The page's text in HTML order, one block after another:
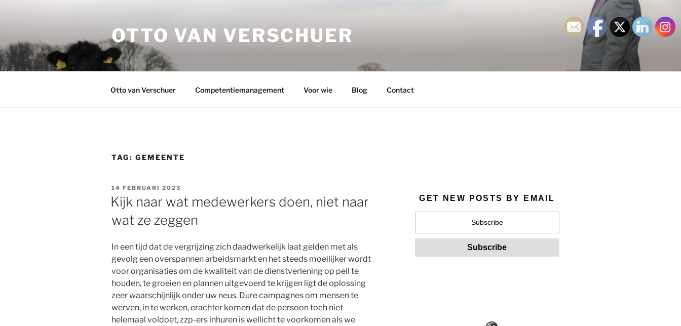
inhoud
OTTO VAN VERSCHUER
Otto van Verschuer Competentiemanagement Voor wie Blog Contact
TAG: GEMEENTE
GEPLAATST
OP
14 FEBRUARI 2023
Kijk naar wat medewerkers doen, niet naar
wat ze zeggen
In een tijd dat de vergrijzing zich daadwerkelijk laat gelden met als
gevolg een overspannen arbeidsmarkt en het steeds moeilijker wordt
voor organisaties om de kwaliteit van de dienstverlening op peil te
houden, te groeien en plannen uitgevoerd te krijgen ligt de oplossing
zeer waarschijnlijk onder uw neus. Dure campagnes om mensen te
werven, in te werken, erachter komen dat de persoon toch niet
helemaal voldoet, zzp-ers inhuren is wellicht te voorkomen als we
GET NEW POSTS BY EMAIL